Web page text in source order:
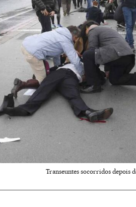
Transeuntes socorridos depois